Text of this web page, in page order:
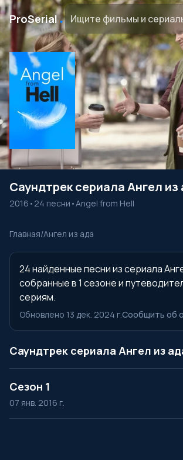
ProSerial․
Саундтрек сериала Ангел из
2016 • 24 песни •Angel from Hell
Главная/Ангел из ада
24 найденные песни из сериала
собранные в 1 сезоне и
сериям.
Обновлено 13 дек. 2024 г.Сообщить об
Саундтрек сериала Ангел из
Сезон 1
07 янв. 2016 г.